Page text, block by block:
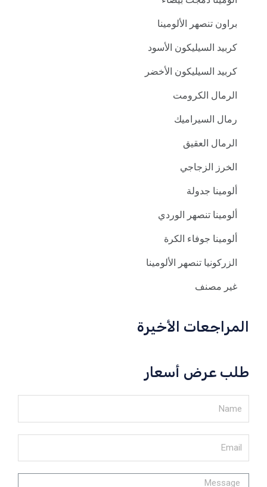
براون تنصهر الألومينا
كربيد السيليكون الأسود
كربيد السيليكون الأخضر
الرمال الكرومت
رمال السيراميك
الرمال العقيق
الخرز الزجاجي
ألومينا جدولة
ألومينا تنصهر الوردي
ألومينا جوفاء الكرة
الزركونيا تنصهر الألومينا
غير مصنف
المراجعات الأخيرة
طلب عرض أسعار